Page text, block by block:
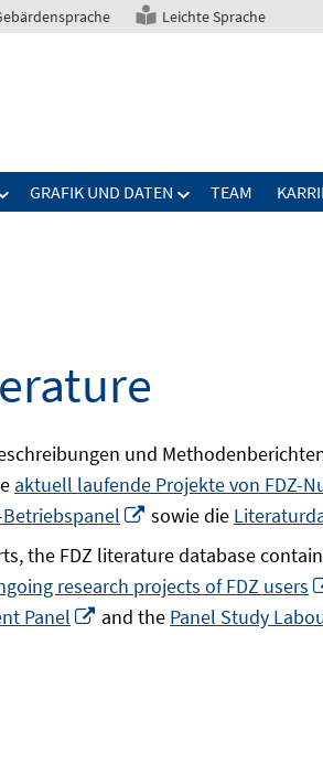
Leichte Sprache
GRAFIK UND DATEN TEAM
und
aktuell laufende Projekte von FDZ-
In
neuem
Fenster
öffnen
sowie die
the FDZ literature database
research projects of FDZ users
Panel
In
and the Panel Study